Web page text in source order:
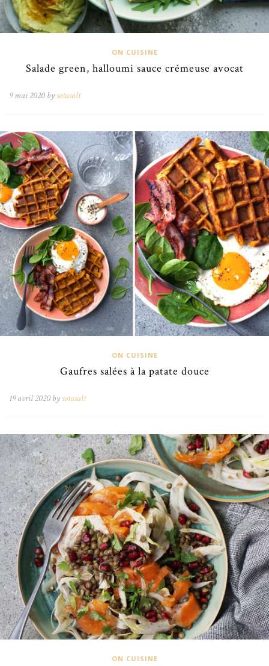
ON CUISINE
Salade green, halloumi sauce crémeuse avocat
9 mai 2020 bysotasalt
ON CUISINE
Gaufres salées à la patate douce
19 avril 2020 bysotasalt
ON CUISINE